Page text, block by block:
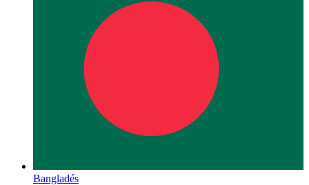
Bangladés